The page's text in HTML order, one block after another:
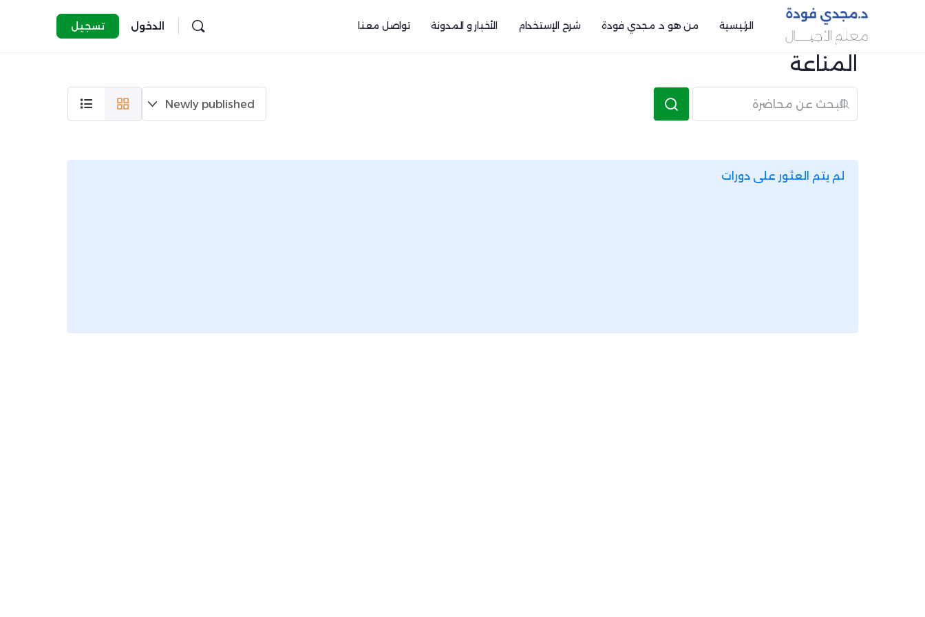
الرئيسية من هو د. مجدي فودة شرح الإستخدام الأخبار و المدونة تواصل معنا الدخول تسجيل
المناعة
لم يتم العثور على دورات